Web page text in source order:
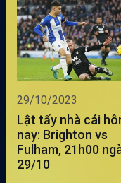
29/10/2023
Lật tẩy nhà cái
nay: Brighton vs
Fulham, 21h00
29/10